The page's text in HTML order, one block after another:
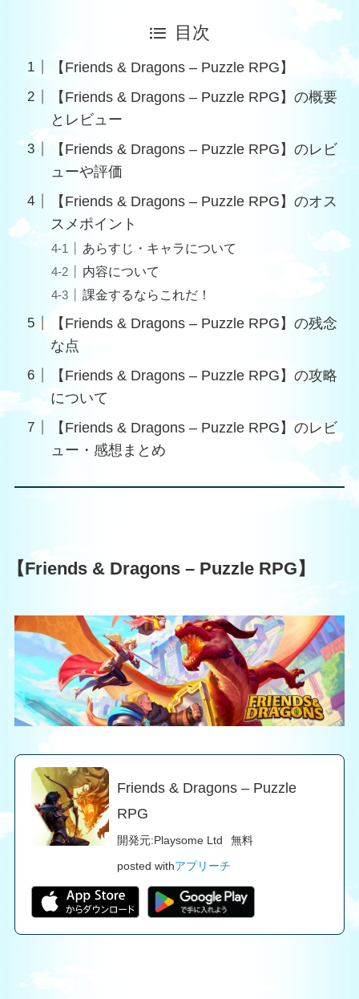
目次
【Friends & Dragons – Puzzle RPG】
【Friends & Dragons – Puzzle RPG】の概要
とレビュー
【Friends & Dragons – Puzzle RPG】のレビ
ューや評価
【Friends & Dragons – Puzzle RPG】のオス
スメポイント
あらすじ・キャラについて
内容について
課金するならこれだ！
【Friends & Dragons – Puzzle RPG】の残念
な点
【Friends & Dragons – Puzzle RPG】の攻略
について
【Friends & Dragons – Puzzle RPG】のレビ
ュー・感想まとめ
【Friends & Dragons – Puzzle RPG】
Friends & Dragons – Puzzle
RPG
開発元:Playsome Ltd
無料
posted withアプリーチ